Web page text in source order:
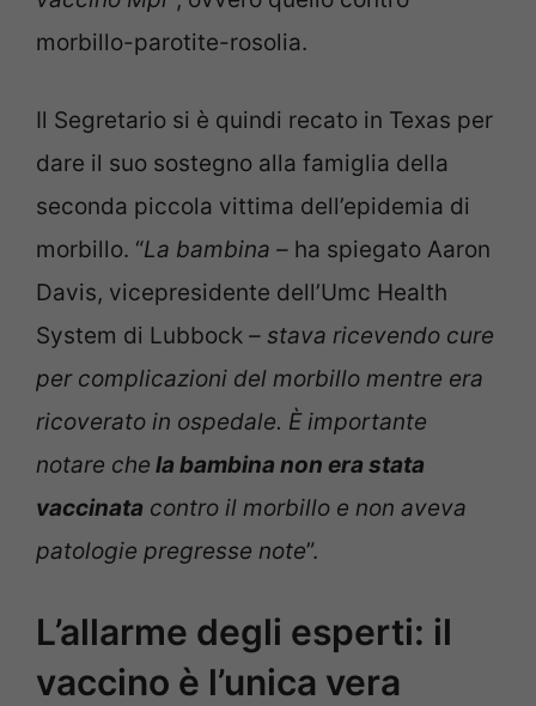
morbillo-parotite-rosolia.
Il Segretario si è quindi recato in Texas per
dare il suo sostegno alla famiglia della
seconda piccola vittima dell’epidemia di
morbillo. “La bambina – ha spiegato Aaron
Davis, vicepresidente dell’Umc Health
System di Lubbock – stava ricevendo cure
per complicazioni del morbillo mentre era
ricoverato in ospedale. È importante
notare che la bambina non era stata
vaccinata contro il morbillo e non aveva
patologie pregresse note”.
L’allarme degli esperti: il
vaccino è l’unica vera